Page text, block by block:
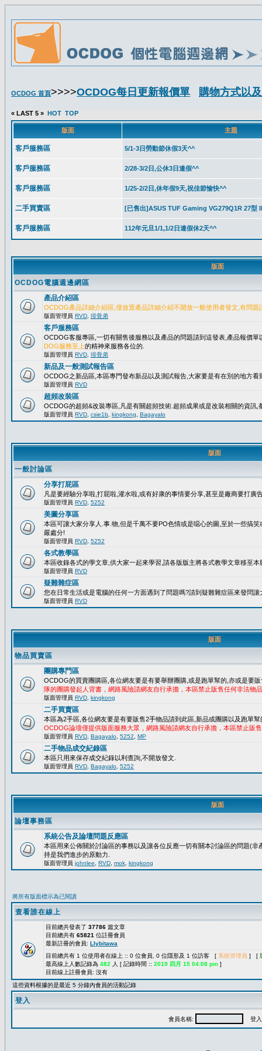
OCDOG 首頁>>>>OCDOG每日更新報價單 購物方式以
版面
OCDOG電腦週邊網區
產品介紹區
OCDOG產品詳細介紹區,僅放置產品詳細介紹不開放一般使用者發文,有問題
版面管理員 RVD 排骨弟
客戶服務區
OCDOG客服專區,一切有關售後服務以及產品的問題請到這發表,產品報價
DOG服務至上的精神來服務各位的.
版面管理員 RVD 排骨弟
新品及一般測試報告區
OCDOG之新品區,本區專門發布新品以及測試報告,大家要是有在別的地方看
版面管理員 RVD
超頻改裝區
OCDOG的超頻&改裝專區,凡是有關超頻技術.超頻成果或是改裝相關的資訊,
版面管理員 RVD csie1b kingkong Bagayalo
版面
一般討論區
分享打屁區
凡是要經驗分享啦,打屁啦,灌水啦,或有好康的事情要分享,甚至是廠商要打廣
版面管理員 RVD 5252
美圖分享區
本區可讓大家分享人.事.物,但是千萬不要PO色情或是噁心的圖,至於一些搞
嚴處分!
版面管理員 RVD 5252
各式教學區
本區收錄各式的學文章,供大家一起來學習,請各版版主將各式教學文章移至本
版面管理員 RVD
疑難雜症區
您在日常生活或是電腦的任何一方面遇到了問題嗎?請到疑難雜症區來發問讓
版面管理員 RVD
版面
物品買賣區
團購專門區
OCDOG的買賣團購區,各位網友要是有要舉辦團購,或是跑單幫的,亦或是要
隊的團購發起人背書，網路風險請網友自行承擔，本區禁止販售任何非法物
版面管理員 RVD kingkong
二手買賣區
本區為2手區,各位網友要是有要販售2手物品請到此區,新品或團購以及跑單
OCDOG論壇僅提供版面服務大眾，網路風險請網友自行承擔，本區禁止販
版面管理員 RVD Bagayalo 5252 MP
二手物品成交紀錄區
本區只用來保存成交紀錄以利查詢,不開放發文.
版面管理員 RVD Bagayalo 5252
版面
論壇事務區
系統公告及論壇問題反應區
本區用來公佈關於討論區的事務以及讓各位反應一切有關本討論區的問題(
持是我們進步的原動力.
版面管理員 johnlee RVD mok kingkong
將所有版面標示為已閱讀
查看誰在線上
目前總共發表了 37786 篇文章
目前總共有 65821 位註冊會員
最新註冊的會員: Llybitawa
目前總共有 1 位使用者在線上 :: 0 位會員, 0 位隱形及 1 位訪客 [ 系統管理員 ] [
最高線上人數記錄為 482 人 [ 記錄時間 :: 2019 四月 15 04:08 pm ]
目前線上註冊會員: 沒有
這些資料根據的是最近 5 分鐘內會員的活動記錄
登入
會員名稱: 登入